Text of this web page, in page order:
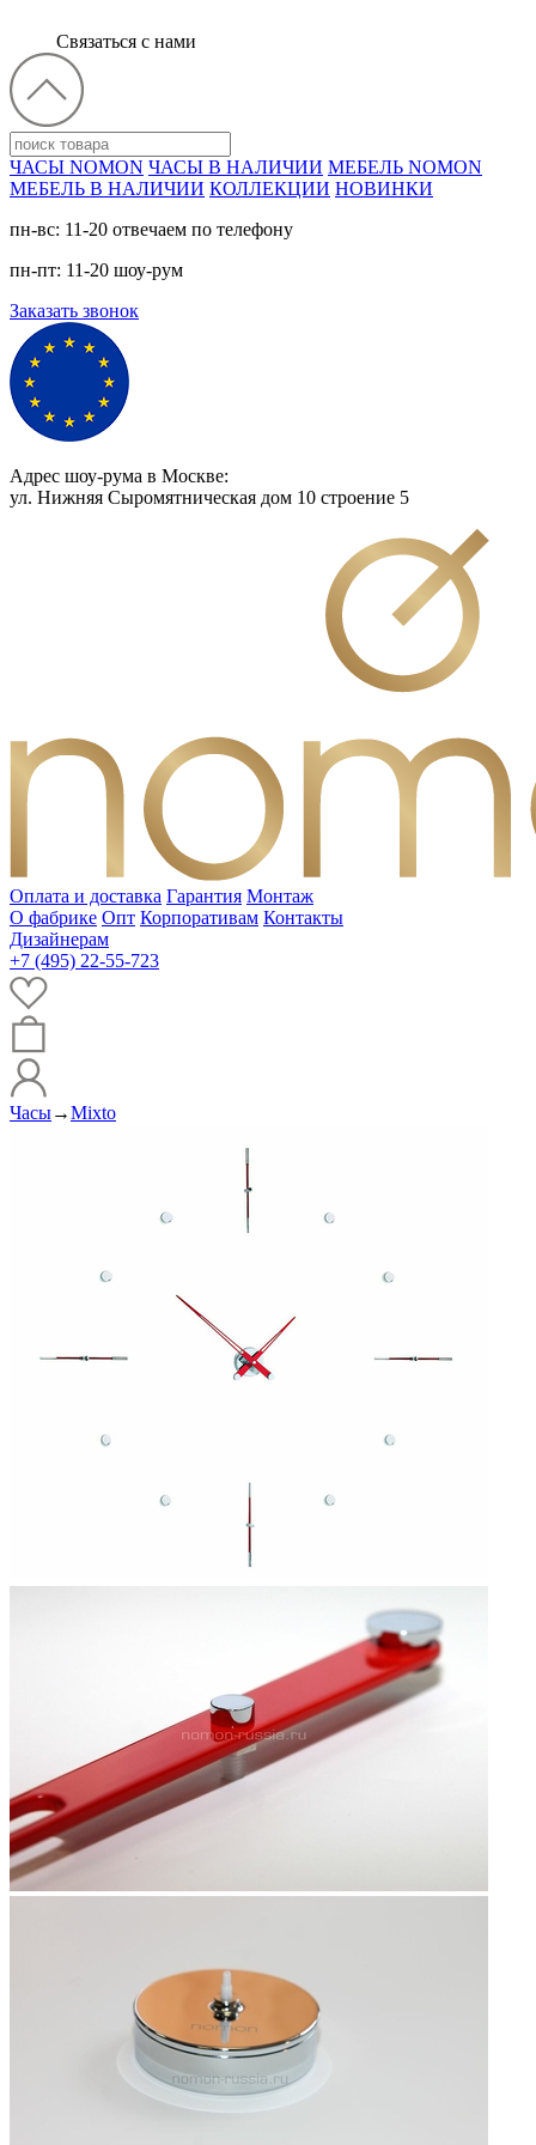
Связаться с нами
ЧАСЫ NOMON ЧАСЫ В НАЛИЧИИ МЕБЕЛЬ NOMON
МЕБЕЛЬ В НАЛИЧИИ КОЛЛЕКЦИИ НОВИНКИ
пн-вс: 11-20 отвечаем по телефону
пн-пт: 11-20 шоу-рум
Заказать звонок
Адрес шоу-рума в Москве:
ул. Нижняя Сыромятническая дом 10 cтроение 5
Оплата и доставка Гарантия Монтаж
О фабрике Опт Корпоративам Контакты
Дизайнерам
+7 (495) 22-55-723
Часы→Mixto